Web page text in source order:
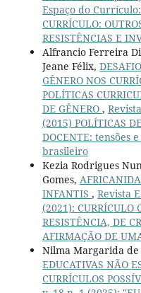
Espaço do
CURRÍCULO:
RESISTÊNCIAS E
Alfrancio Ferreira
Jeane Félix,
GÊNERO NOS
POLÍTICAS
DE GÊNERO ,
(2015) POLÍTICAS
DOCENTE: tensões
brasileiro
Kezia Rodrigues
Gomes,
INFANTIS , Revista
(2021): CURRÍCULO
RESISTÊNCIA, DE
AFIRMAÇÃO DE
Nilma Margarida de
EDUCATIVAS NÃO
CURRÍCULOS